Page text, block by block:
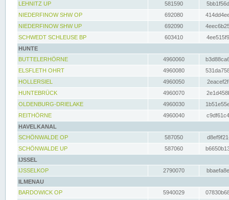
LEHNITZ UP
581590
NIEDERFINOW SHW OP
692080
NIEDERFINOW SHW UP
692090
SCHWEDT SCHLEUSE BP
603410
HUNTE
BUTTELERHÖRNE
4960060
ELSFLETH OHRT
4960080
HOLLERSIEL
4960050
HUNTEBRÜCK
4960070
OLDENBURG-DRIELAKE
4960030
REITHÖRNE
4960040
HAVELKANAL
SCHÖNWALDE OP
587050
SCHÖNWALDE UP
587060
IJSSEL
IJSSELKOP
2790070
ILMENAU
BARDOWICK OP
5940029